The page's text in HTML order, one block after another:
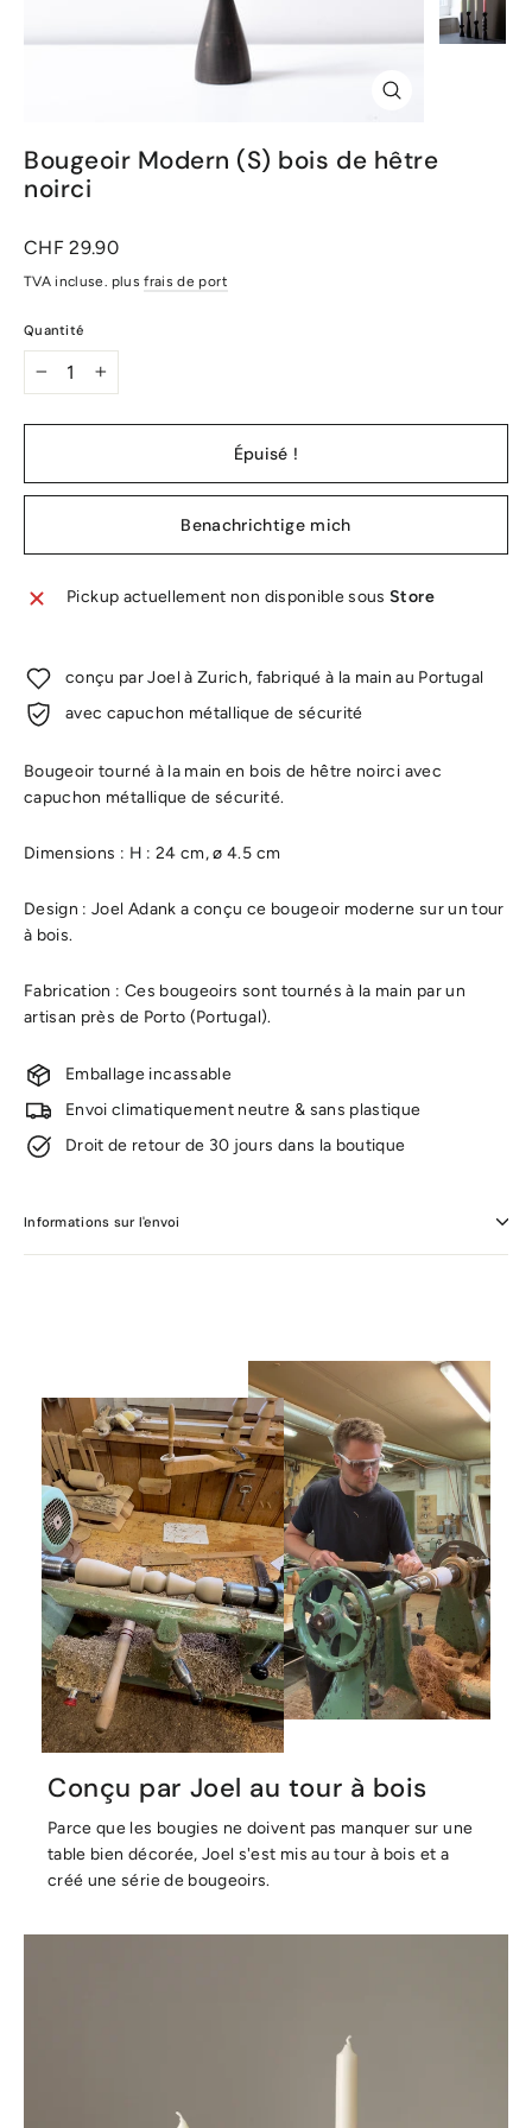
Bougeoir Modern (S) bois de hêtre
noirci
Prix
CHF 29.90
TVA incluse. plusfrais de port
Quantité
+
Épuisé !
Benachrichtige mich
Pickup actuellement non disponible sousStore
conçu par Joel à Zurich, fabriqué à la main au Portugal
avec capuchon métallique de sécurité
Bougeoir tourné à la main en bois de hêtre noirci avec
capuchon métallique de sécurité.
Dimensions : H : 24 cm, ø 4.5 cm
Design : Joel Adank a conçu ce bougeoir moderne sur un tour
à bois.
Fabrication : Ces bougeoirs sont tournés à la main par un
artisan près de Porto (Portugal).
Emballage incassable
Envoi climatiquement neutre & sans plastique
Droit de retour de 30 jours dans la boutique
Informations sur l'envoi
Conçu par Joel au tour à bois
Parce que les bougies ne doivent pas manquer sur une
table bien décorée, Joel s'est mis au tour à bois et a
créé une série de bougeoirs.